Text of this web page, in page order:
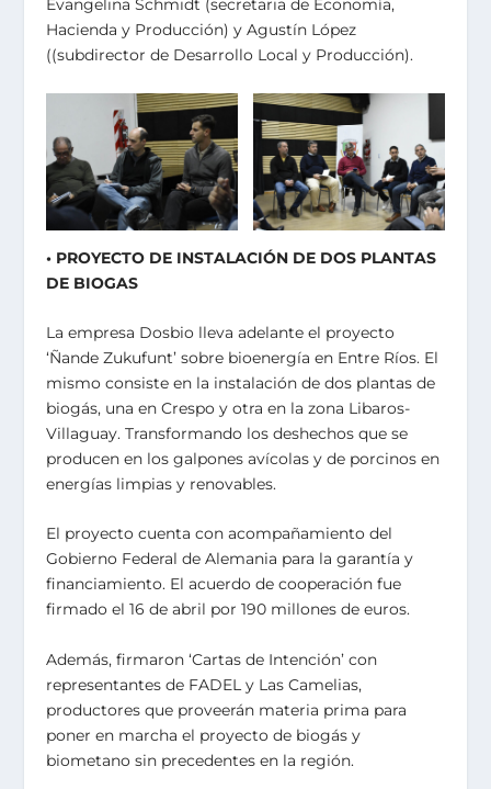
Evangelina Schmidt (secretaria de Economía,
Hacienda y Producción) y Agustín López
((subdirector de Desarrollo Local y Producción).
• PROYECTO DE INSTALACIÓN DE DOS PLANTAS
DE BIOGAS
La empresa Dosbio lleva adelante el proyecto
‘Ñande Zukufunt’ sobre bioenergía en Entre Ríos. El
mismo consiste en la instalación de dos plantas de
biogás, una en Crespo y otra en la zona Libaros-
Villaguay. Transformando los deshechos que se
producen en los galpones avícolas y de porcinos en
energías limpias y renovables.
El proyecto cuenta con acompañamiento del
Gobierno Federal de Alemania para la garantía y
financiamiento. El acuerdo de cooperación fue
firmado el 16 de abril por 190 millones de euros.
Además, firmaron ‘Cartas de Intención’ con
representantes de FADEL y Las Camelias,
productores que proveerán materia prima para
poner en marcha el proyecto de biogás y
biometano sin precedentes en la región.